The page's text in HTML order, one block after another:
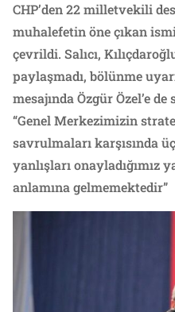
CHP’den 22 milletvekili
muhalefetin öne çıkan ismi
çevrildi. Salıcı,
paylaşmadı, bölünme
mesajında Özgür Özel’e
“Genel Merkezimizin
savrulmaları karşısında
yanlışları onayladığımız
anlamına gelmemektedir”